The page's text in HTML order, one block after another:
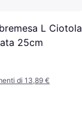
L Ciotola
25cm
di 13,89 €